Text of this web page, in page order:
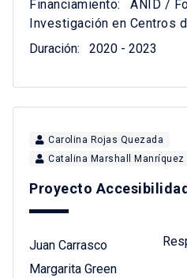
Financiamiento:
ANID /
Investigación en Centros
Duración:
2020 - 2023
Carolina Rojas Quezada
Catalina Marshall Manríquez
Proyecto
Juan Carrasco
Margarita Green